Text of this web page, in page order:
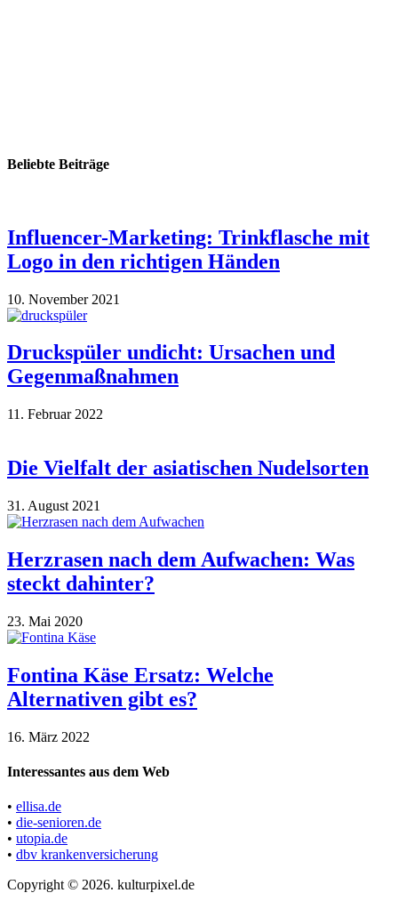
Beliebte Beiträge
Influencer-Marketing: Trinkflasche mit
Logo in den richtigen Händen
10. November 2021
Druckspüler undicht: Ursachen und
Gegenmaßnahmen
11. Februar 2022
Die Vielfalt der asiatischen Nudelsorten
31. August 2021
Herzrasen nach dem Aufwachen: Was
steckt dahinter?
23. Mai 2020
Fontina Käse Ersatz: Welche
Alternativen gibt es?
16. März 2022
Interessantes aus dem Web
• ellisa.de
• die-senioren.de
• utopia.de
• dbv krankenversicherung
Copyright © 2026. kulturpixel.de